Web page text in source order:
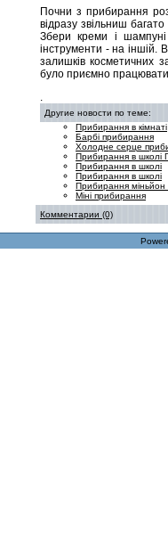
Почни з прибирання
відразу звільниш
Збери креми і
інструменти - на іншій.
залишків косметичних
було приємно
.
Другие новости по теме:
Прибирання в кімнаті
Барбі прибирання
Холодне серце
Прибирання в школі
Прибирання в школі
Прибирання в школі
Прибирання міньйон
Міні прибирання
Комментарии (0)